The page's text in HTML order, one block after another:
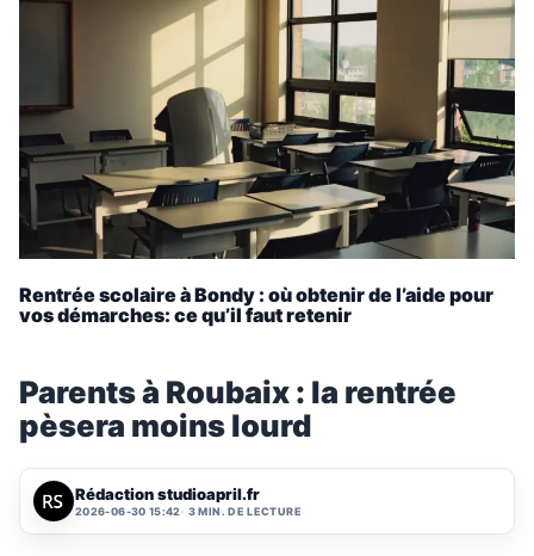
Rentrée scolaire à Bondy : où obtenir de l’aide pour
vos démarches: ce qu’il faut retenir
Parents à Roubaix : la rentrée
pèsera moins lourd
Rédaction studioapril.fr
2026-06-30 15:42 3 MIN. DE LECTURE